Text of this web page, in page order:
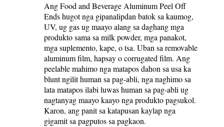
Ang Food and Beverage Aluminum Peel Off
Ends hugot nga gipanalipdan batok sa kaumog,
UV, ug gas ug maayo alang sa daghang mga
produkto sama sa milk powder, mga panakot,
mga suplemento, kape, o tsa. Uban sa removable
aluminum film, hapsay o corrugated film. Ang
peelable mahimo nga matapos dahon sa usa ka
blunt ngilit human sa pag-abli, nga naghimo sa
lata matapos ilabi luwas human sa pag-abli ug
nagtanyag maayo kaayo nga produkto pagsukol.
Karon, ang panit sa katapusan kaylap nga
gigamit sa pagputos sa pagkaon.